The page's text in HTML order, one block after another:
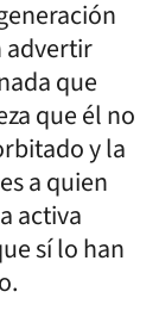
advertir
que
que él no
y la
a quien
activa
sí lo han